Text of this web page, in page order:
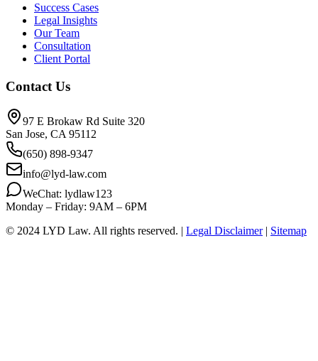
Success Cases
Legal Insights
Our Team
Consultation
Client Portal
Contact Us
97 E Brokaw Rd Suite 320
San Jose, CA 95112
(650) 898-9347
info@lyd-law.com
WeChat: lydlaw123
Monday – Friday: 9AM – 6PM
© 2024 LYD Law. All rights reserved. | Legal Disclaimer | Sitemap